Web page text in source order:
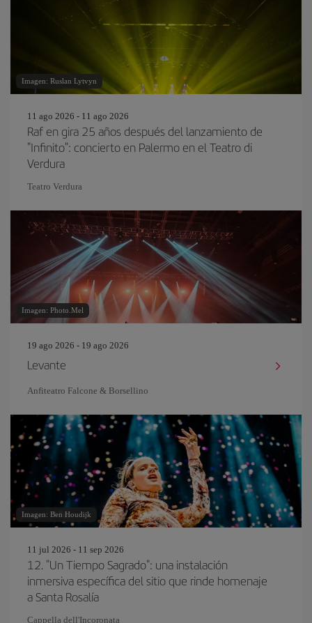
Imagen: Ruslan Lytvyn
11 ago 2026 - 11 ago 2026
Raf en gira 25 años después del lanzamiento de
"Infinito": concierto en Palermo en el Teatro di
Verdura
Teatro Verdura
Imagen: Photo.Mel
19 ago 2026 - 19 ago 2026
Levante
Anfiteatro Falcone & Borsellino
Imagen: Ben Houdijk
11 jul 2026 - 11 sep 2026
12. "Un Tiempo Sagrado": una instalación
inmersiva específica del sitio que rinde homenaje
a Santa Rosalía
Cappella dell'Incoronata